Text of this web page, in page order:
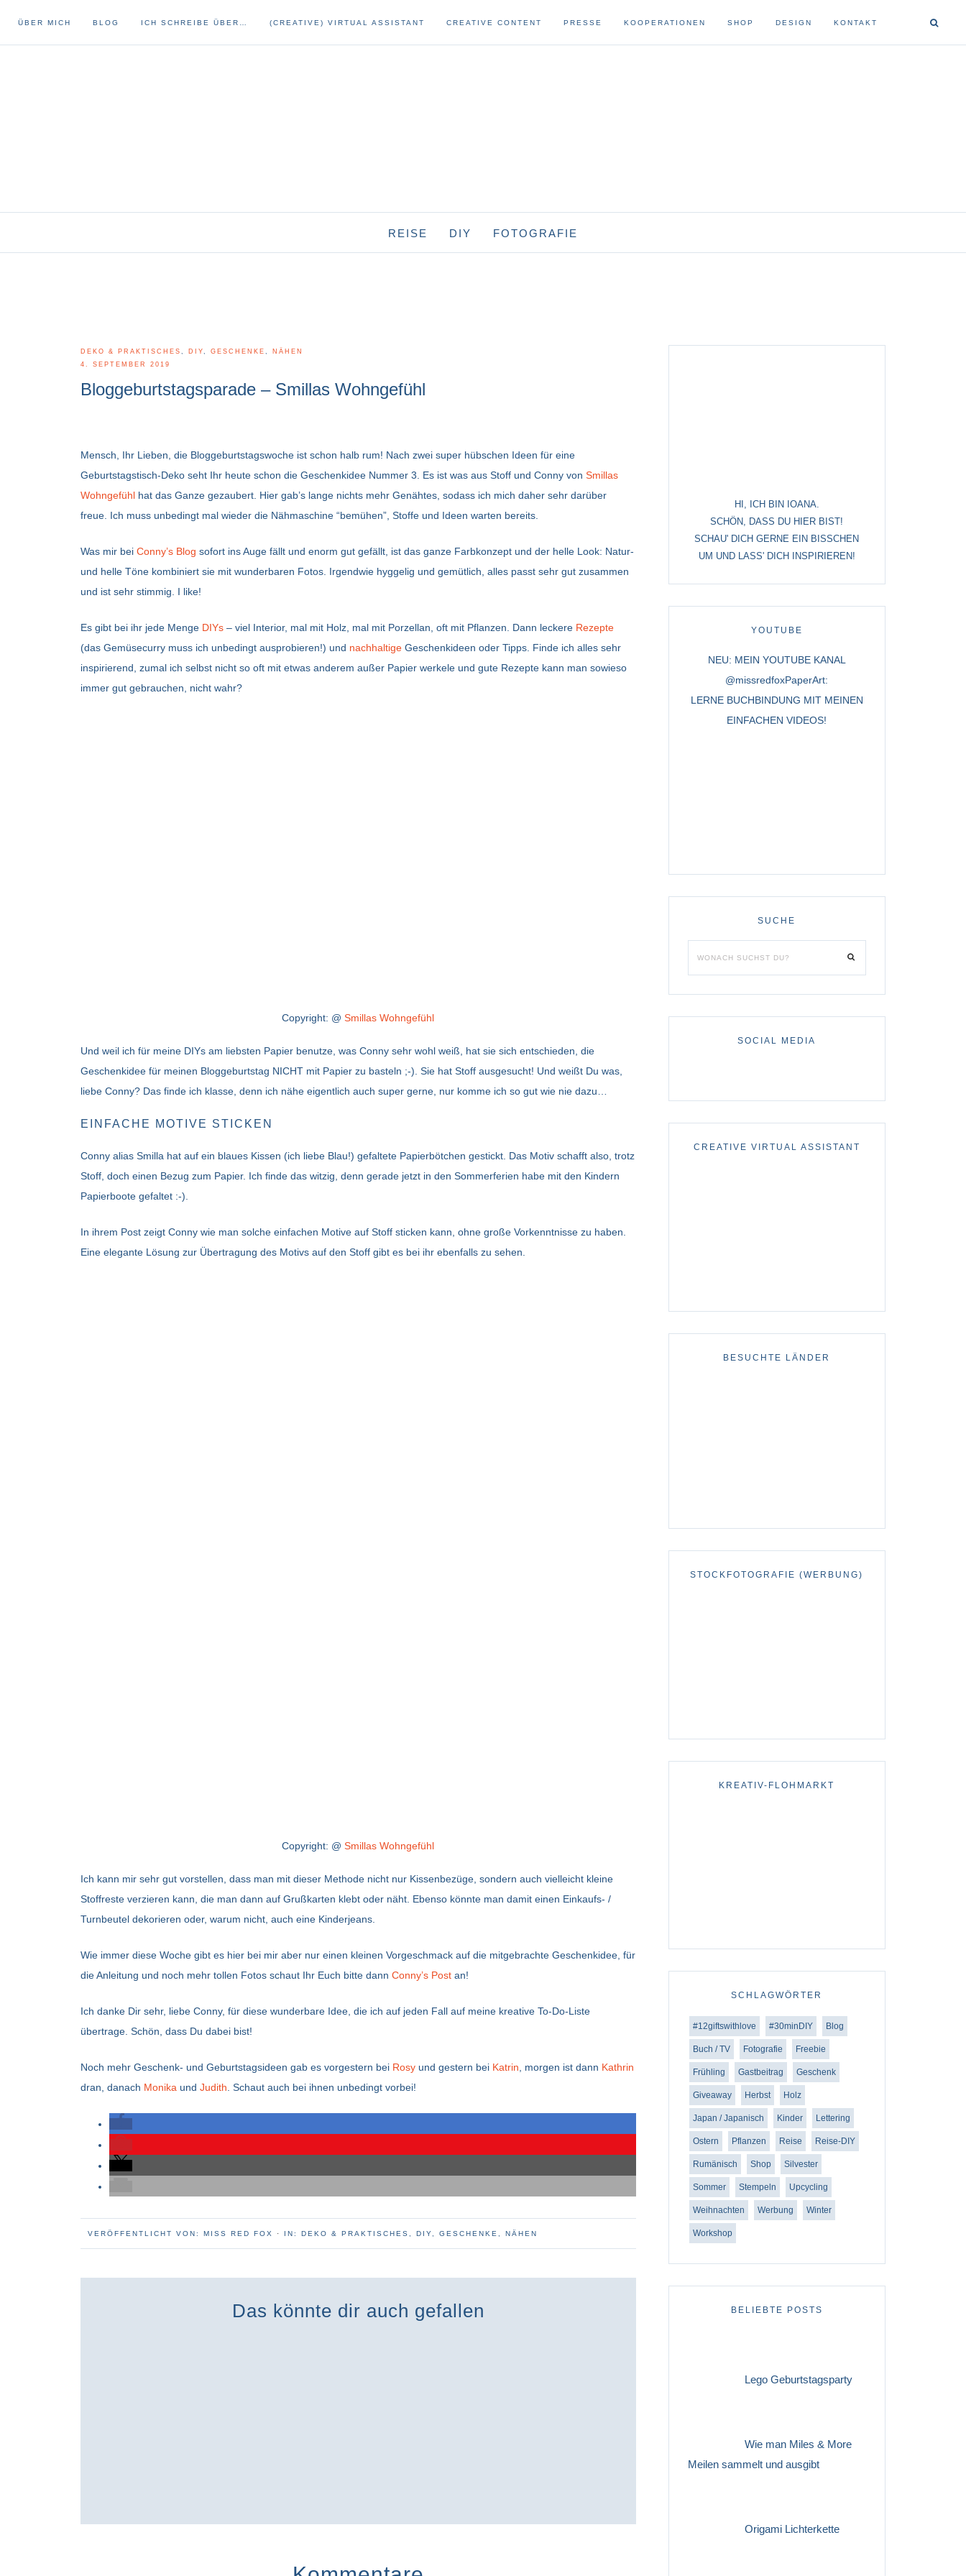
ÜBER MICH BLOG ICH SCHREIBE ÜBER… (CREATIVE) VIRTUAL ASSISTANT CREATIVE CONTENT PRESSE KOOPERATIONEN SHOP DESIGN KONTAKT
REISE
finnland
niederlande
österreich
portugal
rumänien
perú
reisen planen &
buchen
DIY
origami
und co.
kindergeburtstag
FOTOGRAFIE
DEKO & PRAKTISCHES , DIY, GESCHENKE , NÄHEN
4. SEPTEMBER 2019
Bloggeburtstagsparade – Smillas Wohngefühl
Mensch, Ihr Lieben, die Bloggeburtstagswoche ist schon halb rum! Nach zwei super hübschen Ideen für eine
Geburtstagstisch-Deko seht Ihr heute schon die Geschenkidee Nummer 3. Es ist was aus Stoff und Conny von Smillas
Wohngefühl hat das Ganze gezaubert. Hier gab’s lange nichts mehr Genähtes, sodass ich mich daher sehr darüber
freue. Ich muss unbedingt mal wieder die Nähmaschine “bemühen”, Stoffe und Ideen warten bereits.
Was mir bei Conny’s Blog sofort ins Auge fällt und enorm gut gefällt, ist das ganze Farbkonzept und der helle Look: Natur-
und helle Töne kombiniert sie mit wunderbaren Fotos. Irgendwie hyggelig und gemütlich, alles passt sehr gut zusammen
und ist sehr stimmig. I like!
Es gibt bei ihr jede Menge DIYs – viel Interior, mal mit Holz, mal mit Porzellan, oft mit Pflanzen. Dann leckere Rezepte
(das Gemüsecurry muss ich unbedingt ausprobieren!) und nachhaltige Geschenkideen oder Tipps. Finde ich alles sehr
inspirierend, zumal ich selbst nicht so oft mit etwas anderem außer Papier werkele und gute Rezepte kann man sowieso
immer gut gebrauchen, nicht wahr?
Copyright: @Smillas Wohngefühl
Und weil ich für meine DIYs am liebsten Papier benutze, was Conny sehr wohl weiß, hat sie sich entschieden, die
Geschenkidee für meinen Bloggeburtstag NICHT mit Papier zu basteln ;-). Sie hat Stoff ausgesucht! Und weißt Du was,
liebe Conny? Das finde ich klasse, denn ich nähe eigentlich auch super gerne, nur komme ich so gut wie nie dazu…
EINFACHE MOTIVE STICKEN
Conny alias Smilla hat auf ein blaues Kissen (ich liebe Blau!) gefaltete Papierbötchen gestickt. Das Motiv schafft also, trotz
Stoff, doch einen Bezug zum Papier. Ich finde das witzig, denn gerade jetzt in den Sommerferien habe mit den Kindern
Papierboote gefaltet :-).
In ihrem Post zeigt Conny wie man solche einfachen Motive auf Stoff sticken kann, ohne große Vorkenntnisse zu haben.
Eine elegante Lösung zur Übertragung des Motivs auf den Stoff gibt es bei ihr ebenfalls zu sehen.
Copyright: @Smillas Wohngefühl
Ich kann mir sehr gut vorstellen, dass man mit dieser Methode nicht nur Kissenbezüge, sondern auch vielleicht kleine
Stoffreste verzieren kann, die man dann auf Grußkarten klebt oder näht. Ebenso könnte man damit einen Einkaufs- /
Turnbeutel dekorieren oder, warum nicht, auch eine Kinderjeans.
Wie immer diese Woche gibt es hier bei mir aber nur einen kleinen Vorgeschmack auf die mitgebrachte Geschenkidee, für
die Anleitung und noch mehr tollen Fotos schaut Ihr Euch bitte dann Conny’s Post an!
Ich danke Dir sehr, liebe Conny, für diese wunderbare Idee, die ich auf jeden Fall auf meine kreative To-Do-Liste
übertrage. Schön, dass Du dabei bist!
Noch mehr Geschenk- und Geburtstagsideen gab es vorgestern bei Rosy und gestern bei Katrin , morgen ist dann Kathrin
dran, danach Monika und Judith . Schaut auch bei ihnen unbedingt vorbei!
VERÖFFENTLICHT VON: MISS RED FOX · IN: DEKO & PRAKTISCHES DIY GESCHENKE NÄHEN
Das könnte dir auch gefallen
HI, ICH BIN IOANA.
SCHÖN, DASS DU HIER BIST!
SCHAU' DICH GERNE EIN BISSCHEN
UM UND LASS' DICH INSPIRIEREN!
YOUTUBE
NEU: MEIN YOUTUBE KANAL
@missredfoxPaperArt:
LERNE BUCHBINDUNG MIT MEINEN
EINFACHEN VIDEOS!
SUCHE
SOCIAL MEDIA
CREATIVE VIRTUAL ASSISTANT
BESUCHTE LÄNDER
STOCKFOTOGRAFIE (WERBUNG)
KREATIV-FLOHMARKT
SCHLAGWÖRTER
#12giftswithlove #30minDIY Blog
Buch / TV Fotografie Freebie
Frühling Gastbeitrag Geschenk
Giveaway Herbst Holz
Japan / Japanisch Kinder Lettering
Ostern Pflanzen Reise Reise-DIY
Rumänisch Shop Silvester
Sommer Stempeln Upcycling
Weihnachten Werbung Winter
Workshop
BELIEBTE POSTS
Lego Geburtstagsparty
Wie man Miles & More
Meilen sammelt und ausgibt
Origami Lichterkette